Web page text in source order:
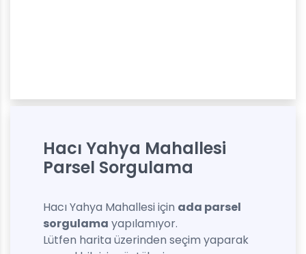
Hacı Yahya Mahallesi
Parsel Sorgulama
Hacı Yahya Mahallesi için ada parsel
sorgulama yapılamıyor.
Lütfen harita üzerinden seçim yaparak